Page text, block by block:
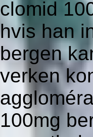
clomid
hvis han
bergen
verken
100mg